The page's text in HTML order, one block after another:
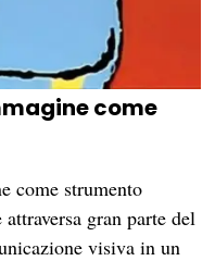
come
come strumento
gran parte del
visiva in un